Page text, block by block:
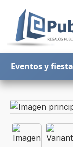
Eventos y fiesta